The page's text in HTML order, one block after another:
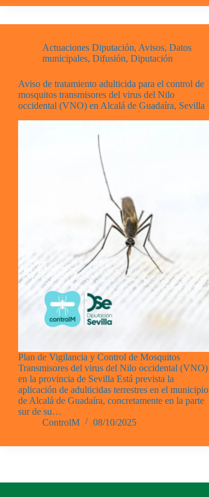
Actuaciones Diputación, Avisos, Datos
municipales, Difusión, Diputación
Aviso de tratamiento adulticida para el control de
mosquitos transmisores del virus del Nilo
occidental (VNO) en Alcalá de Guadaíra, Sevilla
Plan de Vigilancia y Control de Mosquitos
Transmisores del virus del Nilo occidental (VNO)
en la provincia de Sevilla Está prevista la
aplicación de adulticidas terrestres en el municipio
de Alcalá de Guadaíra, concretamente en la parte
sur de su…
ControlM
08/10/2025